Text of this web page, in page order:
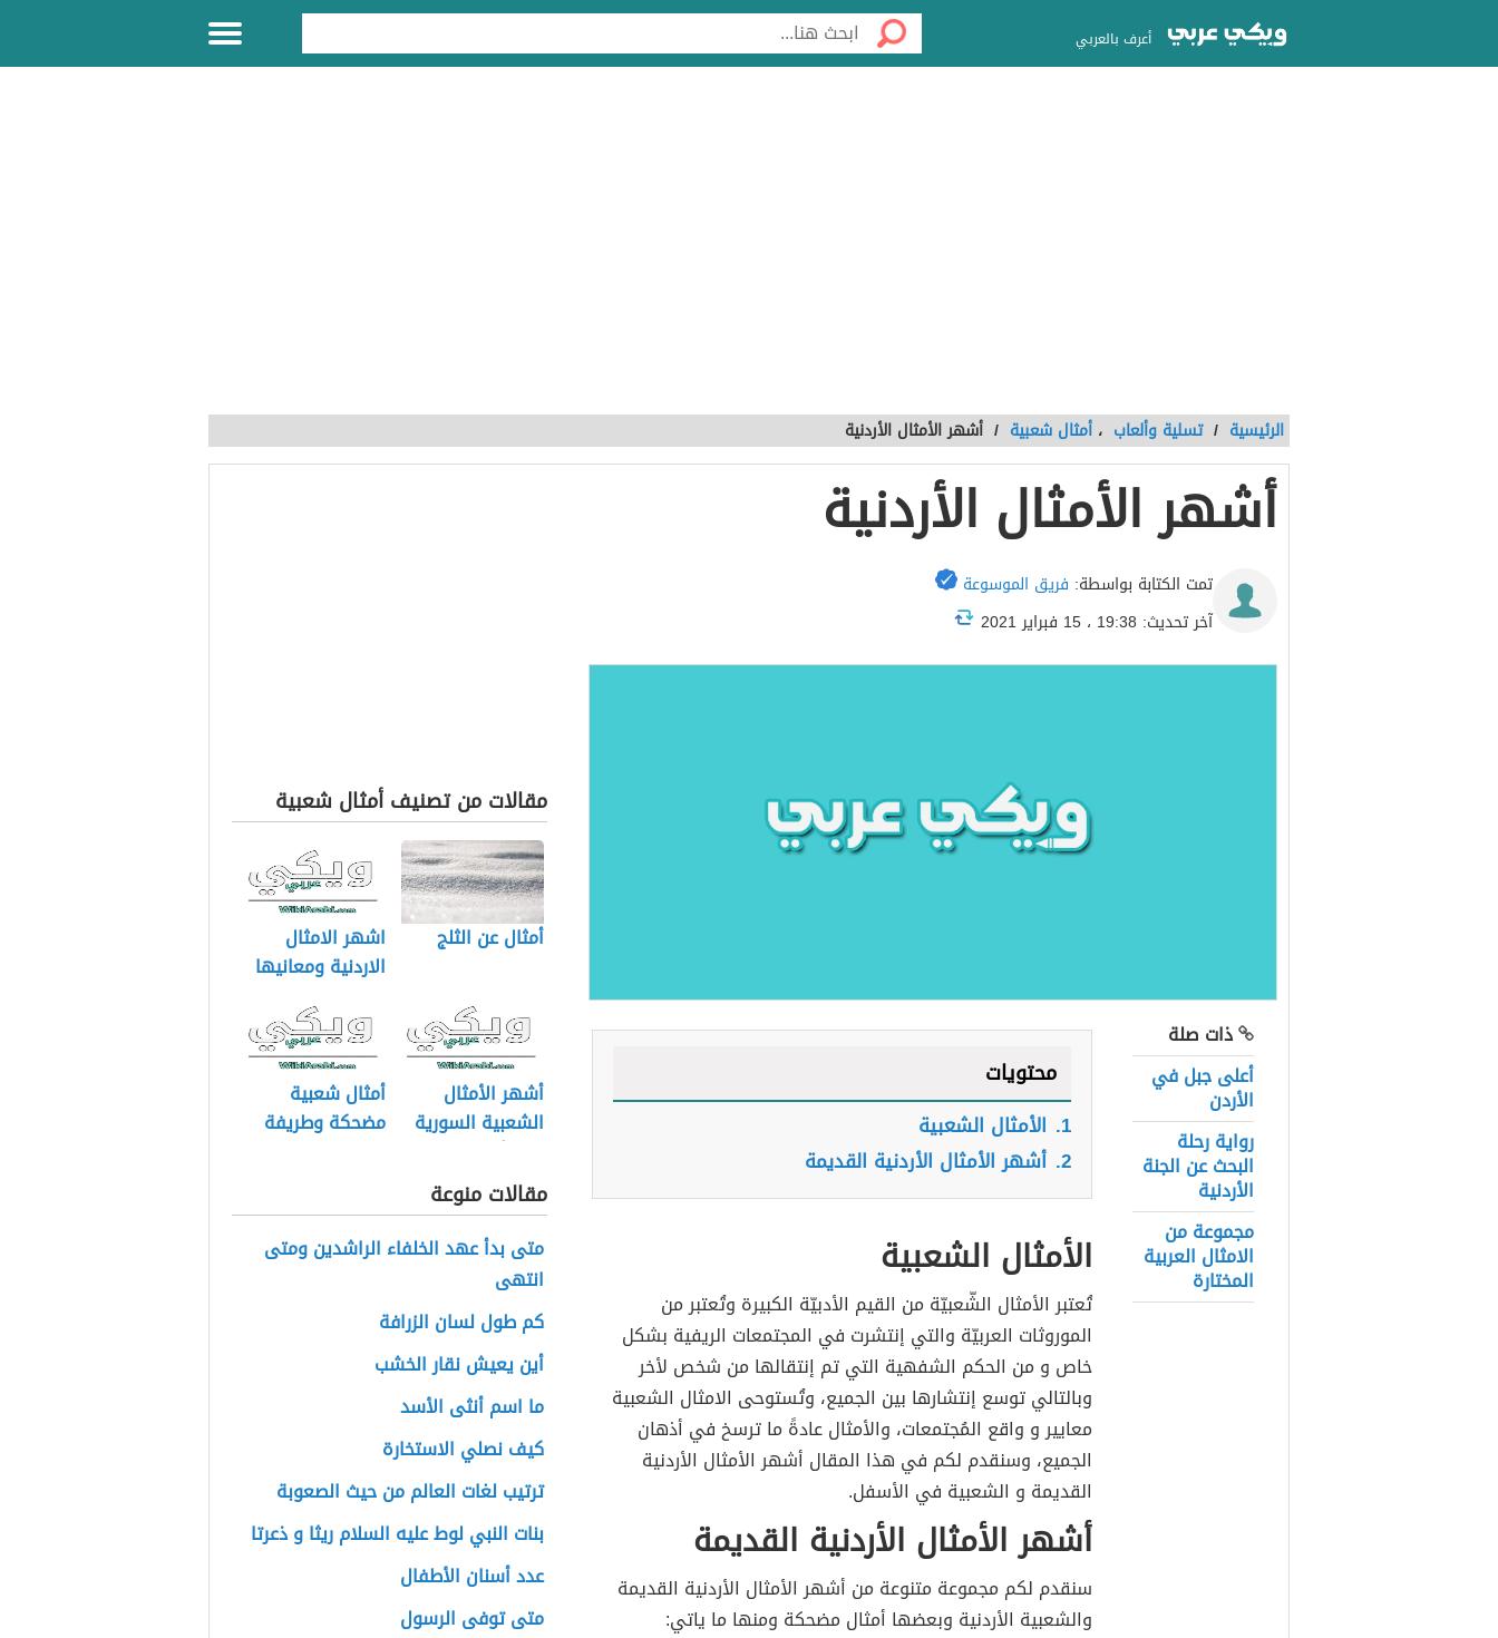
أعرف بالعربي
الرئيسية / تسلية وألعاب ، أمثال شعبية / أشهر الأمثال الأردنية
أشهر الأمثال الأردنية
تمت الكتابة بواسطة: فريق الموسوعة
آخر تحديث: 19:38 ، 15 فبراير 2021
ذات صلة
أعلى جبل في
الأردن
رواية رحلة
البحث عن الجنة
الأردنية
مجموعة من
الامثال العربية
المختارة
محتويات
1. الأمثال الشعبية
2. أشهر الأمثال الأردنية القديمة
الأمثال الشعبية
تُعتبر الأمثال الشّعبيّة من القيم الأدبيّة الكبيرة وتُعتبر من
الموروثات العربيّة والتي إنتشرت في المجتمعات الريفية بشكل
خاص و من الحكم الشفهية التي تم إنتقالها من شخص لأخر
وبالتالي توسع إنتشارها بين الجميع، وتُستوحى الامثال الشعبية
معايير و واقع المُجتمعات، والأمثال عادةً ما ترسخ في أذهان
الجميع، وسنقدم لكم في هذا المقال أشهر الأمثال الأردنية
القديمة و الشعبية في الأسفل.
أشهر الأمثال الأردنية القديمة
سنقدم لكم مجموعة متنوعة من أشهر الأمثال الأردنية القديمة
والشعبية الأردنية وبعضها أمثال مضحكة ومنها ما ياتي:
مقالات من تصنيف أمثال شعبية
أمثال عن الثلج
اشهر الامثال
الاردنية ومعانيها
أشهر الأمثال
الشعبية السورية
تداولاً
أمثال شعبية
مضحكة وطريفة
مقالات منوعة
متى بدأ عهد الخلفاء الراشدين ومتى
انتهى
كم طول لسان الزرافة
أين يعيش نقار الخشب
ما اسم أنثى الأسد
كيف نصلي الاستخارة
ترتيب لغات العالم من حيث الصعوبة
بنات النبي لوط عليه السلام ريثا و ذعرتا
عدد أسنان الأطفال
متى توفى الرسول